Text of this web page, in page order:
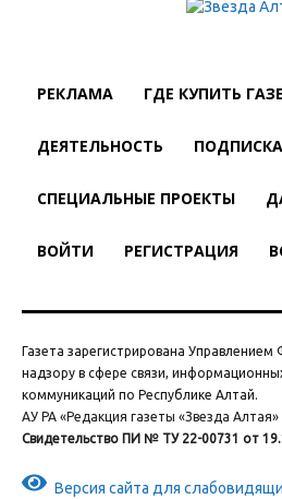
РЕКЛАМА ГДЕ КУПИТЬ
ДЕЯТЕЛЬНОСТЬ ПОДПИСКА
СПЕЦИАЛЬНЫЕ ПРОЕКТЫ
ВОЙТИ РЕГИСТРАЦИЯ
Газета зарегистрирована
надзору в сфере связи,
коммуникаций по Республике Алтай.
АУ РА «Редакция газеты «Звезда Алтая»
Свидетельство ПИ № ТУ 22-00731 от
Версия сайта для